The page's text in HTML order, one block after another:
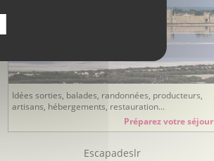
Idées sorties, balades, randonnées, producteurs,
artisans, hébergements, restauration...
Préparez votre séjour
Escapadeslr